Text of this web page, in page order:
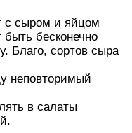
с сыром и яйцом
быть бесконечно
Благо, сортов сыра
неповторимый
в салаты